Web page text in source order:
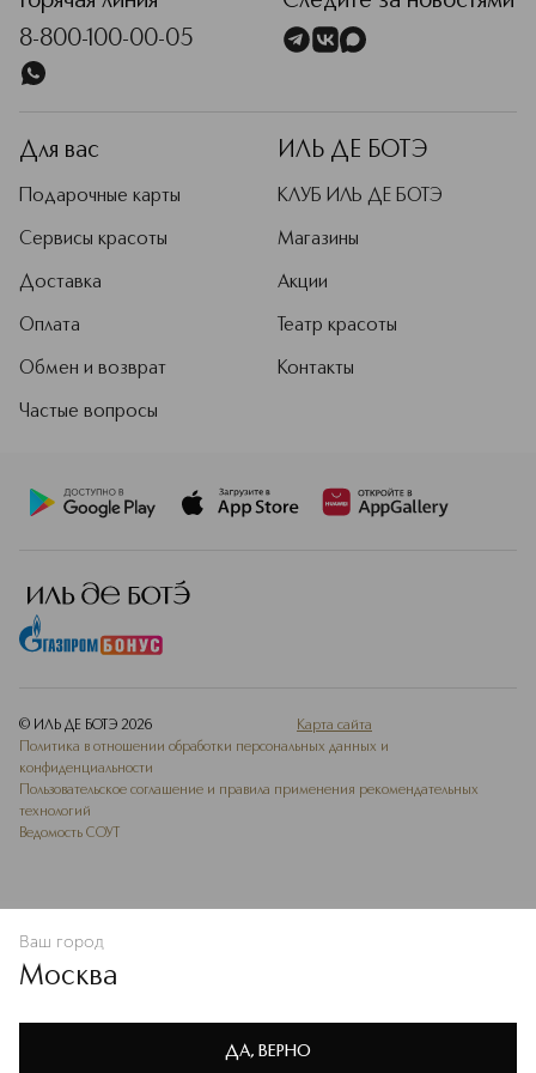
Политике конфиденциальности
8-800-100-00-05
Для вас
Подарочные карты
Сервисы красоты
Доставка
Оплата
Обмен и возврат
Частые вопросы
ИЛЬ ДЕ БОТЭ
КЛУБ ИЛЬ ДЕ БОТЭ
Магазины
Акции
Театр красоты
Контакты
© ИЛЬ ДЕ БОТЭ 2026
Карта сайта
Политика в отношении обработки персональных данных и
конфиденциальности
Пользовательское соглашение и правила применения рекомендательных
технологий
Ведомость СОУТ
Ваш город
Москва
ДА, ВЕРНО